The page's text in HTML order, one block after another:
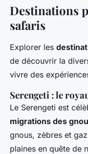
Destinations
safaris
Explorer les
de découvrir la
vivre des
Serengeti : le
Le Serengeti est
migrations des
gnous, zèbres et
plaines en quête de